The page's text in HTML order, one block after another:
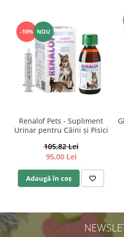
-10% NOU
Renalof Pets - Supliment
Urinar pentru Câini și Pisici
105,82 Lei
95,00 Lei
Adaugă în coș